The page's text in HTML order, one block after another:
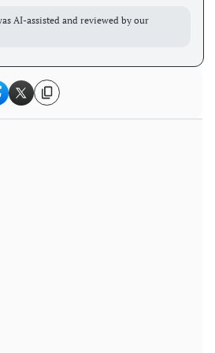
AI-assisted and reviewed by our